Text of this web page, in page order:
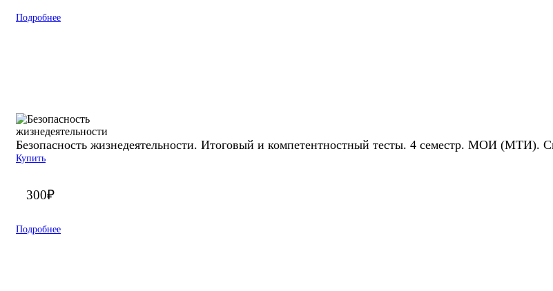
Подробнее
Безопасность жизнедеятельности. Итоговый и компетентностный тесты. 4 семестр. МОИ (МТИ).
Купить
300₽
Подробнее